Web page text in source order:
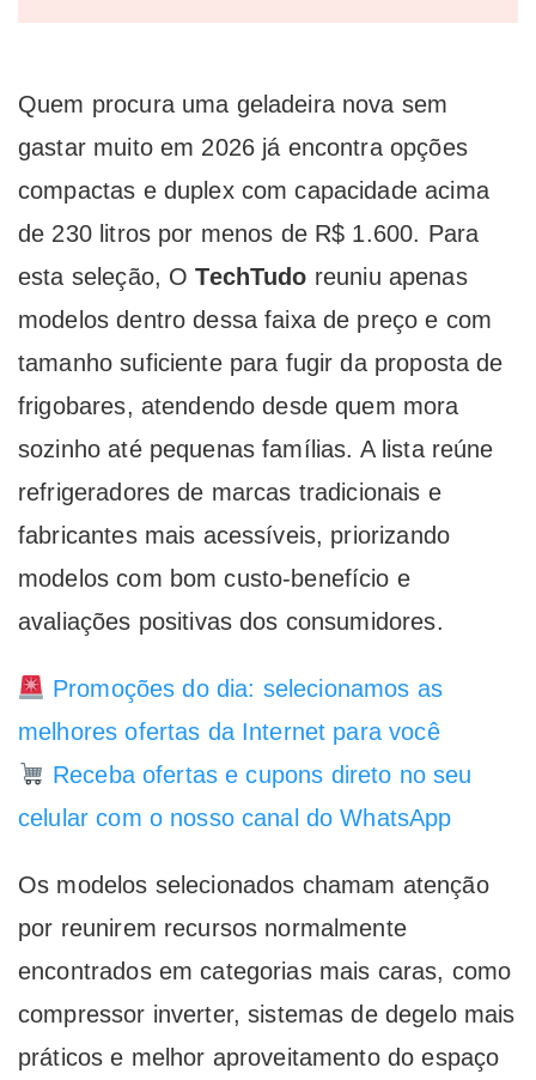
Quem procura uma geladeira nova sem
gastar muito em 2026 já encontra opções
compactas e duplex com capacidade acima
de 230 litros por menos de R$ 1.600. Para
esta seleção, OTechTudo reuniu apenas
modelos dentro dessa faixa de preço e com
tamanho suficiente para fugir da proposta de
frigobares, atendendo desde quem mora
sozinho até pequenas famílias. A lista reúne
refrigeradores de marcas tradicionais e
fabricantes mais acessíveis, priorizando
modelos com bom custo-benefício e
avaliações positivas dos consumidores.
Promoções do dia: selecionamos as
melhores ofertas da Internet para você
Receba ofertas e cupons direto no seu
celular com o nosso canal do WhatsApp
Os modelos selecionados chamam atenção
por reunirem recursos normalmente
encontrados em categorias mais caras, como
compressor inverter, sistemas de degelo mais
práticos e melhor aproveitamento do espaço